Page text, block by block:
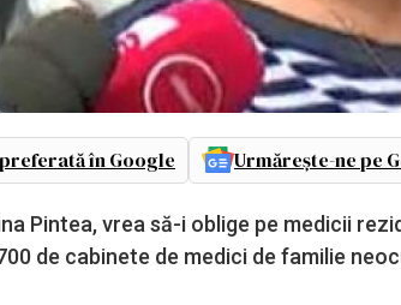
în Google Urmărește-ne pe
Pintea, vrea să-i oblige pe medicii
de cabinete de medici de familie